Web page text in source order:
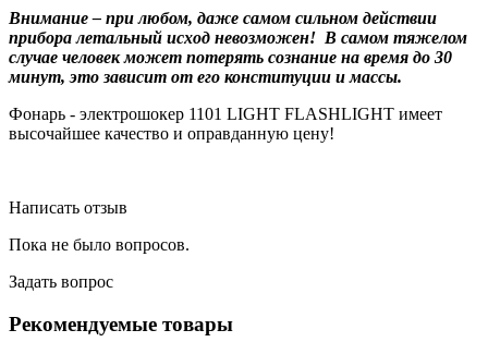
Внимание – при любом, даже самом сильном действии
прибора летальный исход невозможен! В самом тяжелом
случае человек может потерять сознание на время до 30
минут, это зависит от его конституции и массы.
Фонарь - электрошокер 1101 LIGHT FLASHLIGHT имеет
высочайшее качество и оправданную цену!
Написать отзыв
Пока не было вопросов.
Задать вопрос
Рекомендуемые товары